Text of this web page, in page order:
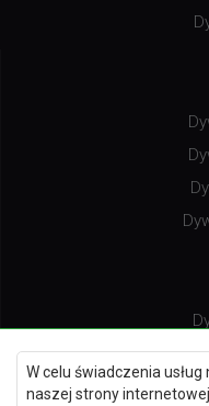
W celu świadczenia
naszej strony